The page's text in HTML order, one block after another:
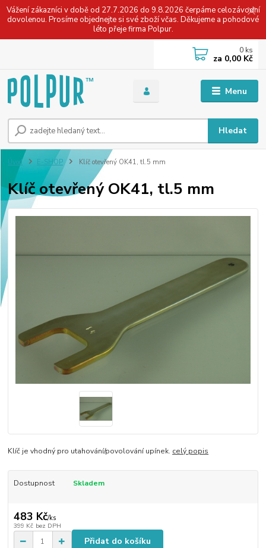
Vážení zákazníci v době od 27.7.2026 do 9.8.2026 čerpáme celozávodní
dovolenou. Prosíme objednejte si své zboží včas. Děkujeme a pohodové
léto přeje firma Polpur.
Menu
Hledat
0 ks
za 0,00 Kč
Úvod E-SHOP Klíč otevřený OK41, tl.5 mm
Klíč otevřený OK41, tl.5 mm
Klíč je vhodný pro utahování/povolování upínek. celý popis
Dostupnost Skladem
483 Kč/ks
399 Kč bez DPH
Přidat do košíku